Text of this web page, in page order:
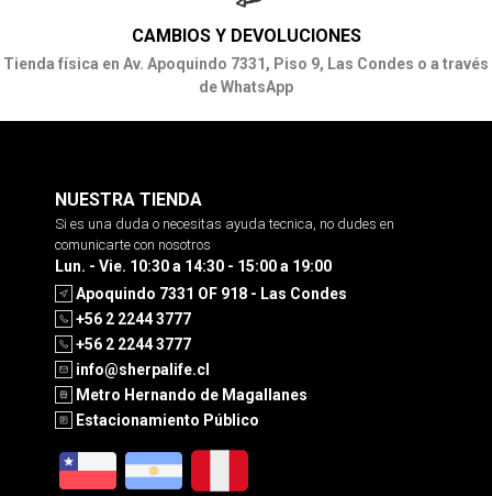
CAMBIOS Y DEVOLUCIONES
Tienda física en Av. Apoquindo 7331, Piso 9, Las Condes o a través
de WhatsApp
NUESTRA TIENDA
Si es una duda o necesitas ayuda tecnica, no dudes en
comunicarte con nosotros
Lun. - Vie. 10:30 a 14:30 - 15:00 a 19:00
Apoquindo 7331 OF 918 - Las Condes
+56 2 2244 3777
+56 2 2244 3777
info@sherpalife.cl
Metro Hernando de Magallanes
Estacionamiento Público